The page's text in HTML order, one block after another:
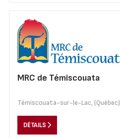
MRC de Témiscouata
Témiscouata-sur-le-Lac, (Québec)
DÉTAILS